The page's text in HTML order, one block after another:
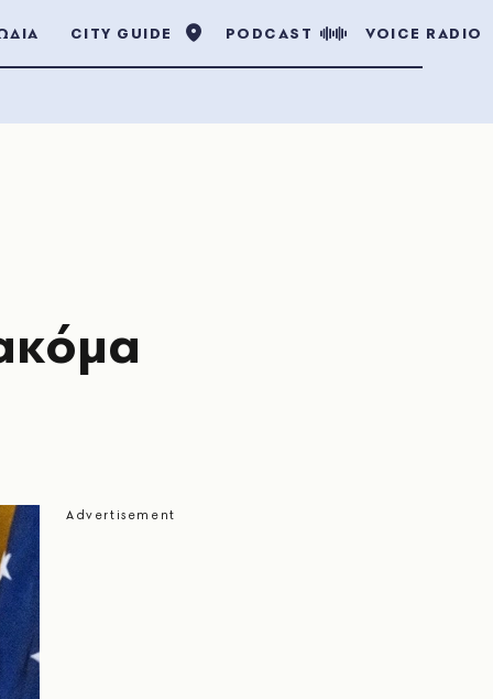
CITY GUIDE PODCAST VOICE RADIO